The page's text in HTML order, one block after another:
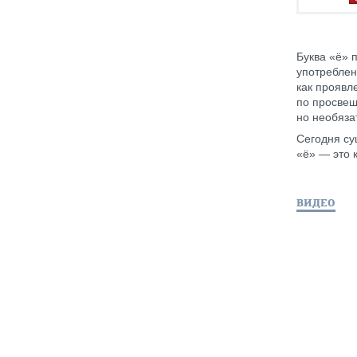
Буква «ё»
как
по
но
Сегодня
«ё» — это
ВИДЕО